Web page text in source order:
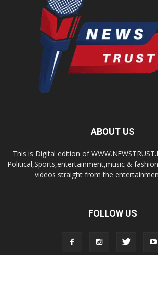
ABOUT US
This is Digital edition of
Political,Sports,entertainment,music &
videos straight from the
FOLLOW US